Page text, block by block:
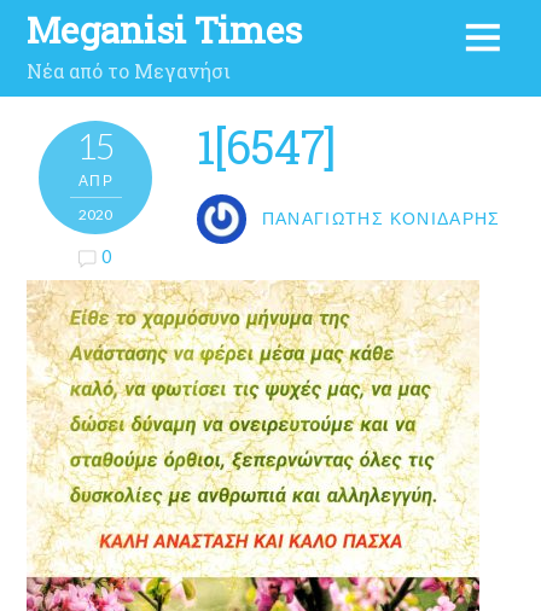
Meganisi Times
Νέα από το Μεγανήσι
15
ΑΠΡ
2020
0
1[6547]
ΠΑΝΑΓΙΏΤΗΣ ΚΟΝΙΔΆΡΗΣ